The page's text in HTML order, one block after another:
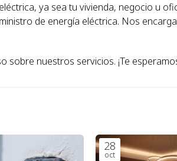
ya sea tu vivienda, negocio u
de energía eléctrica. Nos
sobre nuestros servicios. ¡Te
28
oct